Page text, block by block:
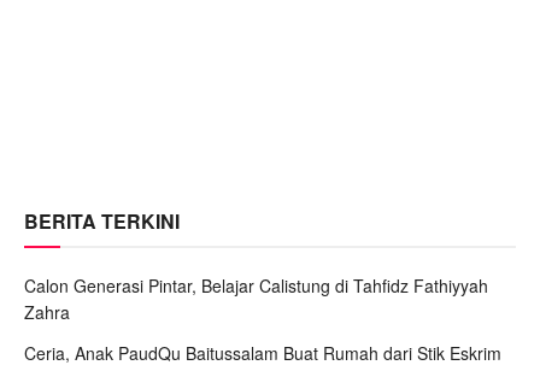
BERITA TERKINI
Calon Generasi Pintar, Belajar Calistung di Tahfidz Fathiyyah
Zahra
Ceria, Anak PaudQu Baitussalam Buat Rumah dari Stik Eskrim